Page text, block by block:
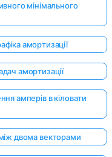
мінімального
амортизації
амортизації
амперів в кіловати
двома векторами